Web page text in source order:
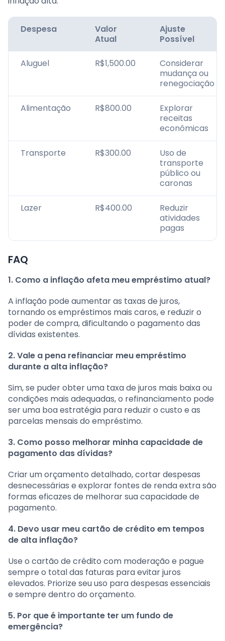
Despesa
Valor
Atual
Ajuste
Possível
Aluguel R$1,500.00
Considerar
mudança ou
renegociação
Alimentação R$800.00
Explorar
receitas
econômicas
Transporte R$300.00
Uso de
transporte
público ou
caronas
Lazer R$400.00
Reduzir
atividades
pagas
FAQ
1. Como a inflação afeta meu empréstimo atual?
A inflação pode aumentar as taxas de juros,
tornando os empréstimos mais caros, e reduzir o
poder de compra, dificultando o pagamento das
dívidas existentes.
2. Vale a pena refinanciar meu empréstimo
durante a alta inflação?
Sim, se puder obter uma taxa de juros mais baixa ou
condições mais adequadas, o refinanciamento pode
ser uma boa estratégia para reduzir o custo e as
parcelas mensais do empréstimo.
3. Como posso melhorar minha capacidade de
pagamento das dívidas?
Criar um orçamento detalhado, cortar despesas
desnecessárias e explorar fontes de renda extra são
formas eficazes de melhorar sua capacidade de
pagamento.
4. Devo usar meu cartão de crédito em tempos
de alta inflação?
Use o cartão de crédito com moderação e pague
sempre o total das faturas para evitar juros
elevados. Priorize seu uso para despesas essenciais
e sempre dentro do orçamento.
5. Por que é importante ter um fundo de
emergência?